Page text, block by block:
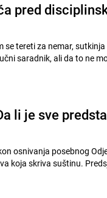
pred
tereti za nemar, sutkinja
saradnik, ali da to ne
li je sve
osnivanja posebnog
koja skriva suštinu.